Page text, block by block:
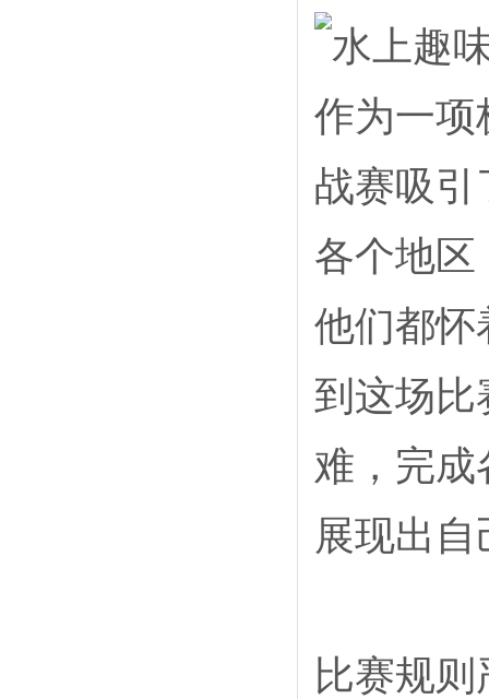
作为一项
战赛吸引
各个地区
他们都怀
到这场比
难，完成
展现出
比赛规